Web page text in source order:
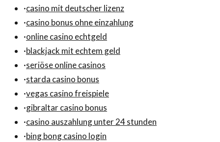
·casino mit deutscher lizenz
·casino bonus ohne einzahlung
·online casino echtgeld
·blackjack mit echtem geld
·seriöse online casinos
·starda casino bonus
·vegas casino freispiele
·gibraltar casino bonus
·casino auszahlung unter 24 stunden
·bing bong casino login